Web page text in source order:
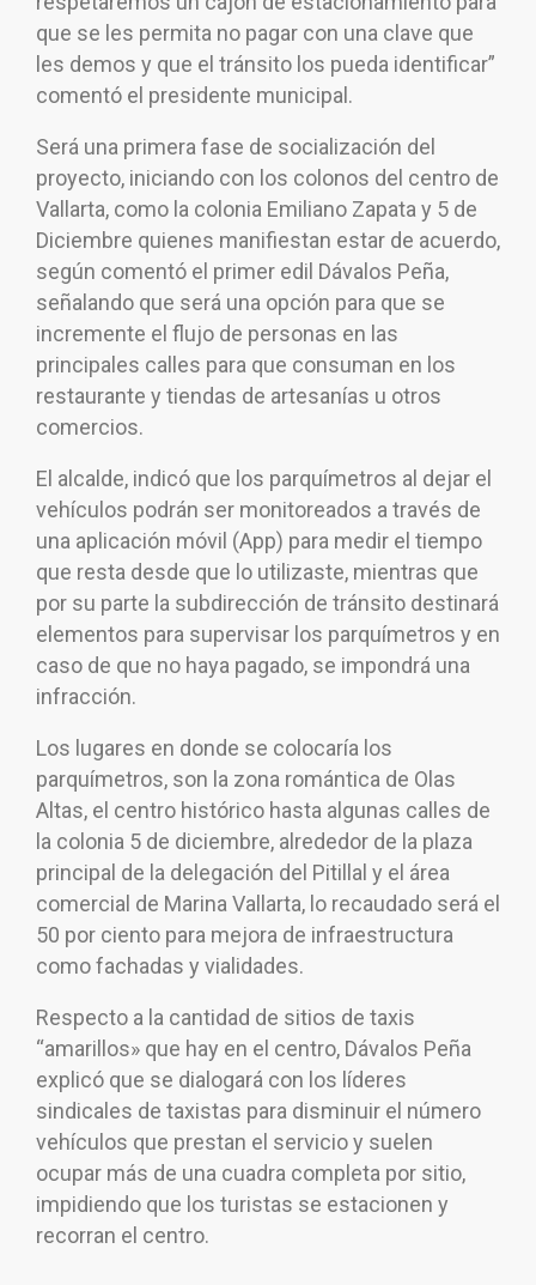
que se les permita no pagar con una clave que
les demos y que el tránsito los pueda identificar”
comentó el presidente municipal.
Será una primera fase de socialización del
proyecto, iniciando con los colonos del centro de
Vallarta, como la colonia Emiliano Zapata y 5 de
Diciembre quienes manifiestan estar de acuerdo,
según comentó el primer edil Dávalos Peña,
señalando que será una opción para que se
incremente el flujo de personas en las
principales calles para que consuman en los
restaurante y tiendas de artesanías u otros
comercios.
El alcalde, indicó que los parquímetros al dejar el
vehículos podrán ser monitoreados a través de
una aplicación móvil (App) para medir el tiempo
que resta desde que lo utilizaste, mientras que
por su parte la subdirección de tránsito destinará
elementos para supervisar los parquímetros y en
caso de que no haya pagado, se impondrá una
infracción.
Los lugares en donde se colocaría los
parquímetros, son la zona romántica de Olas
Altas, el centro histórico hasta algunas calles de
la colonia 5 de diciembre, alrededor de la plaza
principal de la delegación del Pitillal y el área
comercial de Marina Vallarta, lo recaudado será el
50 por ciento para mejora de infraestructura
como fachadas y vialidades.
Respecto a la cantidad de sitios de taxis
“amarillos» que hay en el centro, Dávalos Peña
explicó que se dialogará con los líderes
sindicales de taxistas para disminuir el número
vehículos que prestan el servicio y suelen
ocupar más de una cuadra completa por sitio,
impidiendo que los turistas se estacionen y
recorran el centro.